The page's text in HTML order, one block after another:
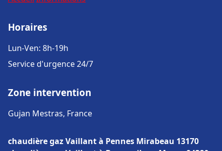
Horaires
Lun-Ven: 8h-19h
Service d'urgence 24/7
Zone intervention
Gujan Mestras, France
chaudière gaz Vaillant à Pennes Mirabeau 13170